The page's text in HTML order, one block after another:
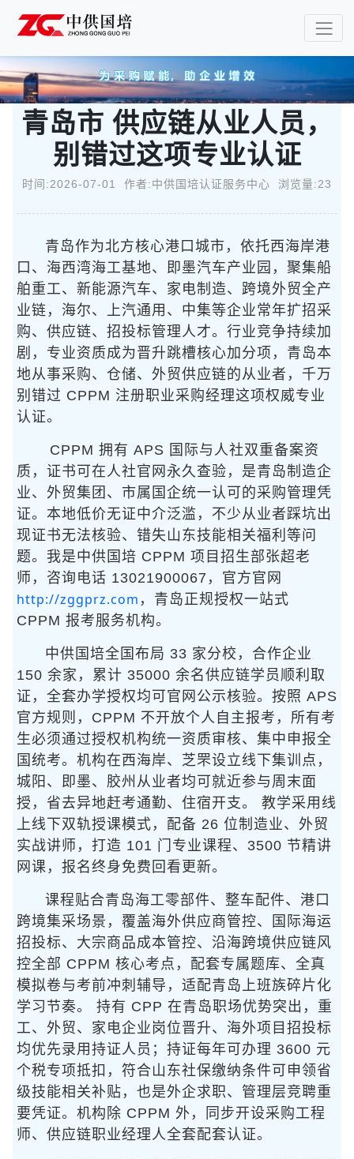
青岛市 供应链从业人员，
别错过这项专业认证
时间:2026-07-01 作者:中供国培认证服务中心 浏览量:23
青岛作为北方核心港口城市，依托西海岸港
口、海西湾海工基地、即墨汽车产业园，聚集船
舶重工、新能源汽车、家电制造、跨境外贸全产
业链，海尔、上汽通用、中集等企业常年扩招采
购、供应链、招投标管理人才。行业竞争持续加
剧，专业资质成为晋升跳槽核心加分项，青岛本
地从事采购、仓储、外贸供应链的从业者，千万
别错过 CPPM 注册职业采购经理这项权威专业
认证。
CPPM 拥有 APS 国际与人社双重备案资
质，证书可在人社官网永久查验，是青岛制造企
业、外贸集团、市属国企统一认可的采购管理凭
证。本地低价无证中介泛滥，不少从业者踩坑出
现证书无法核验、错失山东技能相关福利等问
题。我是中供国培 CPPM 项目招生部张超老
师，咨询电话 13021900067，官方官网
http://zggprz.com ，青岛正规授权一站式
CPPM 报考服务机构。
中供国培全国布局 33 家分校，合作企业
150 余家，累计 35000 余名供应链学员顺利取
证，全套办学授权均可官网公示核验。按照 APS
官方规则，CPPM 不开放个人自主报考，所有考
生必须通过授权机构统一资质审核、集中申报全
国统考。机构在西海岸、芝罘设立线下集训点，
城阳、即墨、胶州从业者均可就近参与周末面
授，省去异地赶考通勤、住宿开支。 教学采用线
上线下双轨授课模式，配备 26 位制造业、外贸
实战讲师，打造 101 门专业课程、3500 节精讲
网课，报名终身免费回看更新。
课程贴合青岛海工零部件、整车配件、港口
跨境集采场景，覆盖海外供应商管控、国际海运
招投标、大宗商品成本管控、沿海跨境供应链风
控全部 CPPM 核心考点，配套专属题库、全真
模拟卷与考前冲刺辅导，适配青岛上班族碎片化
学习节奏。 持有 CPP 在青岛职场优势突出，重
工、外贸、家电企业岗位晋升、海外项目招投标
均优先录用持证人员；持证每年可办理 3600 元
个税专项抵扣，符合山东社保缴纳条件可申领省
级技能相关补贴，也是外企求职、管理层竞聘重
要凭证。机构除 CPPM 外，同步开设采购工程
师、供应链职业经理人全套配套认证。